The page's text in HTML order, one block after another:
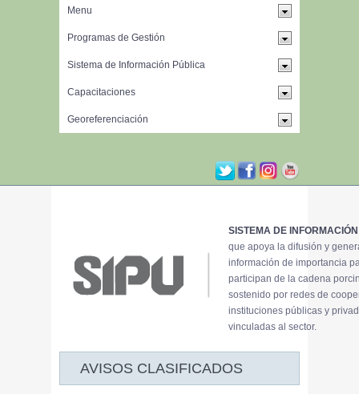
SISTEMA DE
que apoya la difusión y
información de importancia
participan de la cadena
sostenido por redes de
instituciones públicas y
vinculadas al sector.
AVISOS CLASIFICADOS